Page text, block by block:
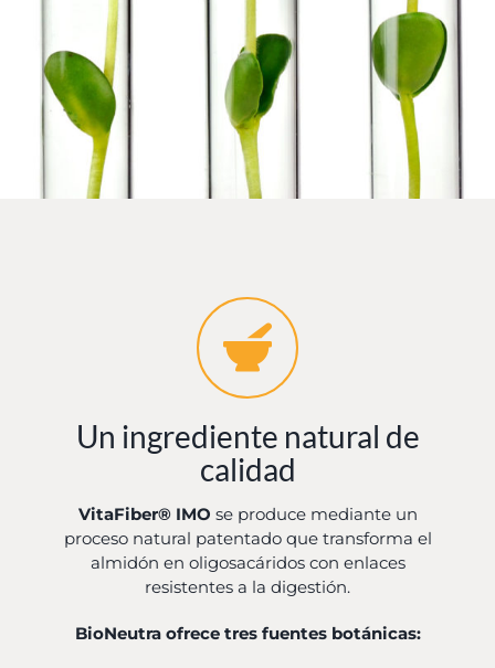
Un ingrediente natural de
calidad
VitaFiber® IMO se produce mediante un
proceso natural patentado que transforma el
almidón en oligosacáridos con enlaces
resistentes a la digestión.
BioNeutra ofrece tres fuentes botánicas: